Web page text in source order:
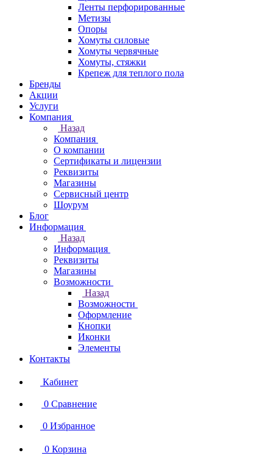
Ленты перфорированные
Метизы
Опоры
Хомуты силовые
Хомуты червячные
Хомуты, стяжки
Крепеж для теплого пола
Бренды
Акции
Услуги
Компания
Назад
Компания
О компании
Сертификаты и лицензии
Реквизиты
Магазины
Сервисный центр
Шоурум
Блог
Информация
Назад
Информация
Реквизиты
Магазины
Возможности
Назад
Возможности
Оформление
Кнопки
Иконки
Элементы
Контакты
Кабинет
0 Сравнение
0 Избранное
0 Корзина